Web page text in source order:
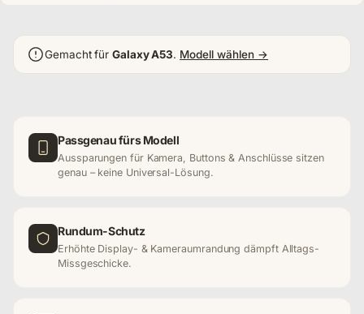
Gemacht fürGalaxy A53. Modell wählen →
Passgenau fürs Modell
Aussparungen für Kamera, Buttons & Anschlüsse sitzen
genau – keine Universal-Lösung.
Rundum-Schutz
Erhöhte Display- & Kameraumrandung dämpft Alltags-
Missgeschicke.